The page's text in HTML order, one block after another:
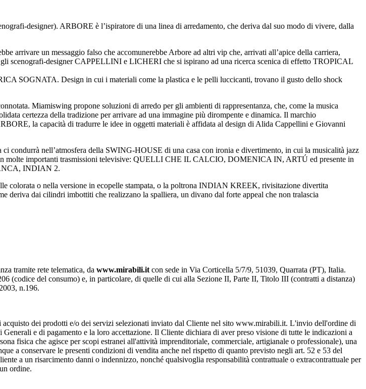
designer). ARBORE è l’ispiratore di una linea di arredamento, che deriva dal suo modo di vivere, dalla
un messaggio falso che accomunerebbe Arbore ad altri vip che, arrivati all’apice della carriera,
designer CAPPELLINI e LICHERI che si ispirano ad una ricerca scenica di effetto TROPICAL
SOGNATA. Design in cui i materiali come la plastica e le pelli luccicanti, trovano il gusto dello shock
Miamiswing propone soluzioni di arredo per gli ambienti di rappresentanza, che, come la musica
certezza della tradizione per arrivare ad una immagine più dirompente e dinamica. Il marchio
la capacità di tradurre le idee in oggetti materiali è affidata al design di Alida Cappellini e Giovanni
condurrà nell’atmosfera della SWING-HOUSE di una casa con ironia e divertimento, in cui la musicalità jazz
molte importanti trasmissioni televisive: QUELLI CHE IL CALCIO, DOMENICA IN, ARTÚ ed presente in
INDIAN 2.
o nella versione in ecopelle stampata, o la poltrona INDIAN KREEK, rivisitazione divertita
dai cilindri imbottiti che realizzano la spalliera, un divano dal forte appeal che non tralascia
tramite rete telematica, da www.mirabili.it con sede in Via Corticella 5/7/9, 51039, Quarrata (PT), Italia.
(codice del consumo) e, in particolare, di quelle di cui alla Sezione II, Parte II, Titolo III (contratti a distanza)
n.196.
dei prodotti e/o dei servizi selezionati inviato dal Cliente nel sito www.mirabili.it. L'invio dell'ordine di
e di pagamento e la loro accettazione. Il Cliente dichiara di aver preso visione di tutte le indicazioni a
fisica che agisce per scopi estranei all'attività imprenditoriale, commerciale, artigianale o professionale), una
a conservare le presenti condizioni di vendita anche nel rispetto di quanto previsto negli art. 52 e 53 del
a un risarcimento danni o indennizzo, nonché qualsivoglia responsabilità contrattuale o extracontrattuale per
ordine.